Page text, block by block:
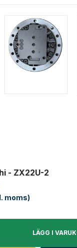
- ZX22U-2
moms)
LÄGG I